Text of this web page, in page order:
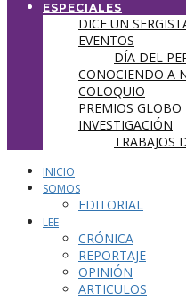
ESPECIALES
DICE UN
EVENTOS
DÍA DEL
CONOCIENDO A
COLOQUIO
PREMIOS GLOBO
INVESTIGACIÓN
TRABAJOS
INICIO
SOMOS
EDITORIAL
LEE
CRÓNICA
REPORTAJE
OPINIÓN
ARTICULOS